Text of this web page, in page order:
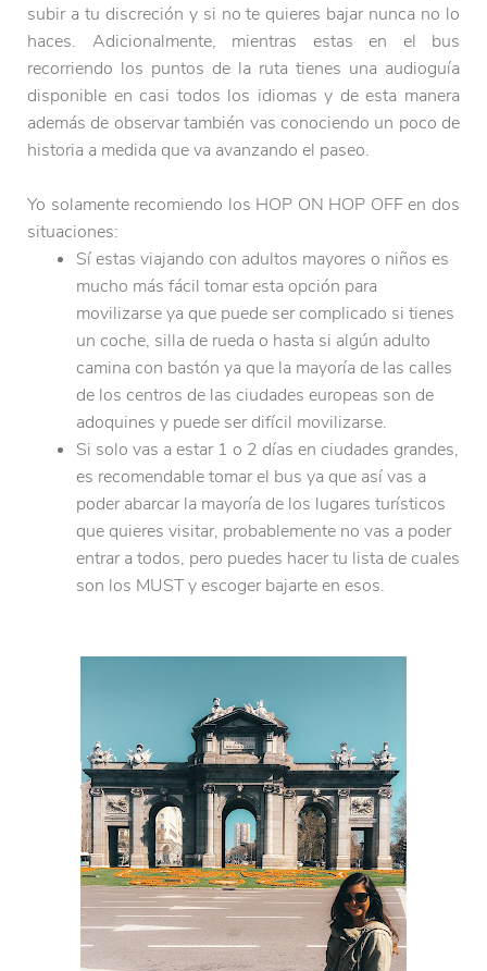
subir a tu discreción y si no te quieres bajar nunca no lo
haces. Adicionalmente, mientras estas en el bus
recorriendo los puntos de la ruta tienes una audioguía
disponible en casi todos los idiomas y de esta manera
además de observar también vas conociendo un poco de
historia a medida que va avanzando el paseo.
Yo solamente recomiendo los HOP ON HOP OFF en dos
situaciones:
Sí estas viajando con adultos mayores o niños es
mucho más fácil tomar esta opción para
movilizarse ya que puede ser complicado si tienes
un coche, silla de rueda o hasta si algún adulto
camina con bastón ya que la mayoría de las calles
de los centros de las ciudades europeas son de
adoquines y puede ser difícil movilizarse.
Si solo vas a estar 1 o 2 días en ciudades grandes,
es recomendable tomar el bus ya que así vas a
poder abarcar la mayoría de los lugares turísticos
que quieres visitar, probablemente no vas a poder
entrar a todos, pero puedes hacer tu lista de cuales
son los MUST y escoger bajarte en esos.